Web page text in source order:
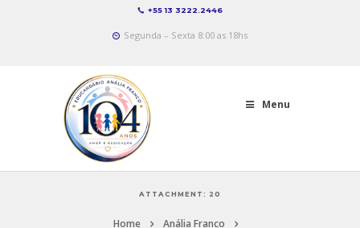
+55 13 3222.2446
Segunda – Sexta 8:00 as 18hs
Menu
ATTACHMENT: 20
Home
Anália Franco